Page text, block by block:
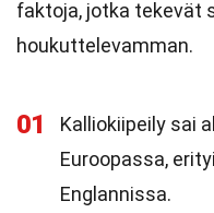
faktoja, jotka tekevät
houkuttelevamman.
01
Kalliokiipeily sai
Euroopassa,
Englannissa.